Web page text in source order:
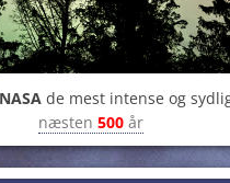
NASA de mest intense og
næsten 500 år